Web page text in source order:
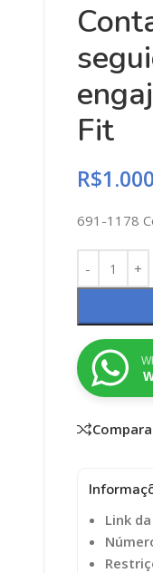
Fit
R$1.000
691-1178
Link